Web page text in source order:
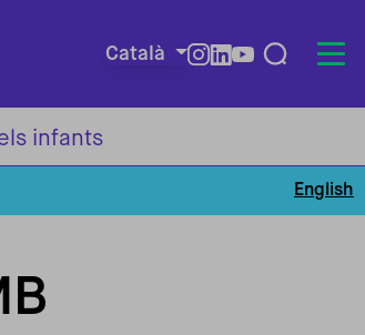
Català Redes
infants
English